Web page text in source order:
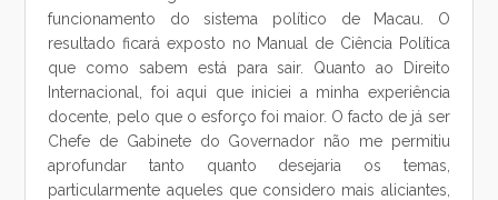
funcionamento do sistema político de Macau. O
resultado ficará exposto no Manual de Ciência Política
que como sabem está para sair. Quanto ao Direito
Internacional, foi aqui que iniciei a minha experiência
docente, pelo que o esforço foi maior. O facto de já ser
Chefe de Gabinete do Governador não me permitiu
aprofundar tanto quanto desejaria os temas,
particularmente aqueles que considero mais aliciantes,